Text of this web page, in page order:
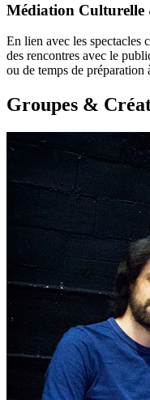
Médiation Culturelle
En lien avec les spectacles
des rencontres avec le
ou de temps de
Groupes &